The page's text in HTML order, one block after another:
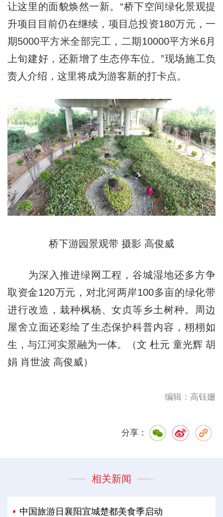
让这里的面貌焕然一新。“桥下空间绿化景观提
升项目目前仍在继续，项目总投资180万元，一
期5000平方米全部完工，二期10000平方米6月
上旬建好，还新增了生态停车位。”现场施工负
责人介绍，这里将成为游客新的打卡点。
桥下游园景观带 摄影 高俊威
为深入推进绿网工程，谷城湿地还多方争
取资金120万元，对北河两岸100多亩的绿化带
进行改造，栽种枫杨、女贞等乡土树种。周边
屋舍立面还彩绘了生态保护科普内容，栩栩如
生，与江河实景融为一体。（文 杜元 童光辉 胡
娟 肖世波 高俊威）
编辑：高钰姗
分享：
相关新闻
中国旅游日襄阳宜城楚都美食季启动